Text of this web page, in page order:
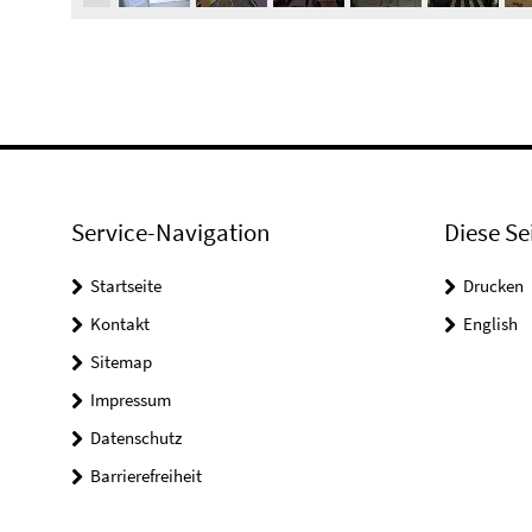
Service-Navigation
Startseite
Kontakt
Sitemap
Impressum
Datenschutz
Barrierefreiheit
Diese
Drucken
English